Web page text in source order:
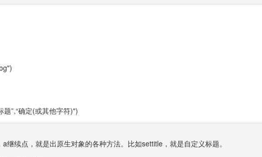
”,“确定(或其他字符)")
续点，就是出原生对象的各种方法。比如settitle，就是自定义标题。